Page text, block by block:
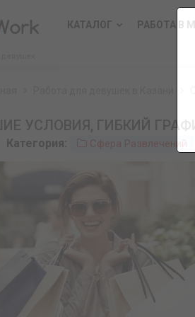
КАТАЛОГ РАБОТА В
Категория: Сфера Развлечений